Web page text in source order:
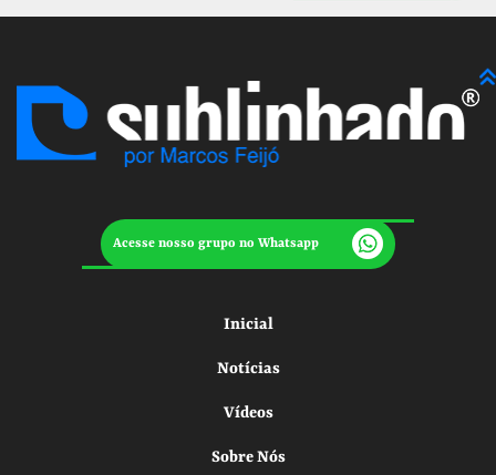
Acesse nosso grupo no Whatsapp
Inicial
Notícias
Vídeos
Sobre Nós